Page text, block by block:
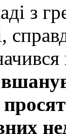
з